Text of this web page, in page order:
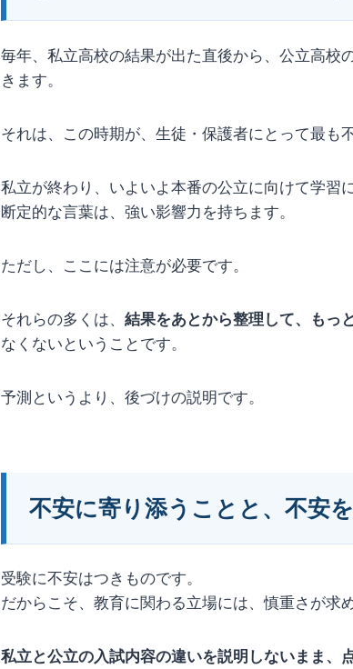
毎年、私立高校の結果が出た直後から、公立高校
きます。
それは、この時期が、生徒・保護者にとって最も
私立が終わり、いよいよ本番の公立に向けて学習
断定的な言葉は、強い影響力を持ちます。
ただし、ここには注意が必要です。
それらの多くは、 結果をあとから整理して、もっ
なくないということです。
予測というより、後づけの説明です。
不安に寄り添うことと、不安
受験に不安はつきものです。
だからこそ、教育に関わる立場には、慎重さが求
私立と公立の入試内容の違いを説明しないまま、